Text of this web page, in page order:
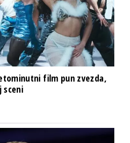
film pun zvezda,
sceni